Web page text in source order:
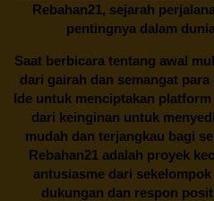
Rebahan21, sejarah
pentingnya dalam
Saat berbicara tentang awal
dari gairah dan semangat
Ide untuk menciptakan
dari keinginan untuk
mudah dan terjangkau bagi
Rebahan21 adalah proyek
antusiasme dari
dukungan dan respon